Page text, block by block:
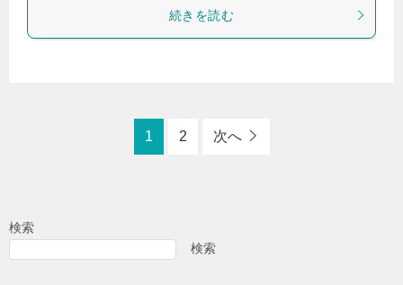
続きを読む
1 2 次へ
検索
検索